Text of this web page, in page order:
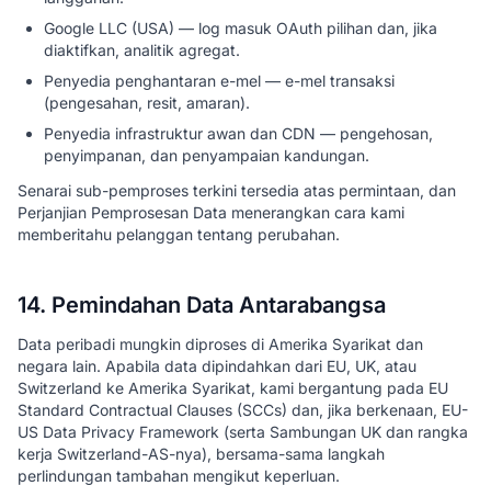
Google LLC (USA) — log masuk OAuth pilihan dan, jika
diaktifkan, analitik agregat.
Penyedia penghantaran e-mel — e-mel transaksi
(pengesahan, resit, amaran).
Penyedia infrastruktur awan dan CDN — pengehosan,
penyimpanan, dan penyampaian kandungan.
Senarai sub-pemproses terkini tersedia atas permintaan, dan
Perjanjian Pemprosesan Data menerangkan cara kami
memberitahu pelanggan tentang perubahan.
14. Pemindahan Data Antarabangsa
Data peribadi mungkin diproses di Amerika Syarikat dan
negara lain. Apabila data dipindahkan dari EU, UK, atau
Switzerland ke Amerika Syarikat, kami bergantung pada EU
Standard Contractual Clauses (SCCs) dan, jika berkenaan, EU-
US Data Privacy Framework (serta Sambungan UK dan rangka
kerja Switzerland-AS-nya), bersama-sama langkah
perlindungan tambahan mengikut keperluan.